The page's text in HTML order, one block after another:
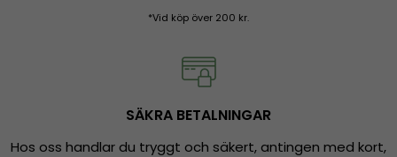
*Vid köp över 200 kr.
SÄKRA BETALNINGAR
Hos oss handlar du tryggt och säkert, antingen med kort,